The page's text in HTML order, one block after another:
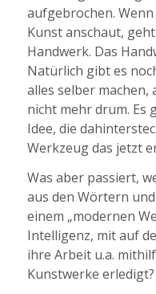
aufgebrochen.
Kunst anschaut,
Handwerk. Das
Natürlich gibt es
alles selber machen,
nicht mehr drum. Es
Idee, die
Werkzeug das jetzt
Was aber passiert,
aus den Wörtern
einem „modernen
Intelligenz, mit auf
ihre Arbeit u.a.
Kunstwerke erledigt?